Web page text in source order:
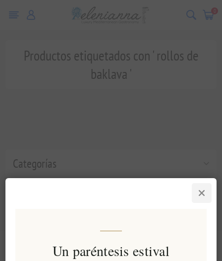
0
Categorías
Productos etiquetados con ' rollos de
baklava '
Información
Un paréntesis estival